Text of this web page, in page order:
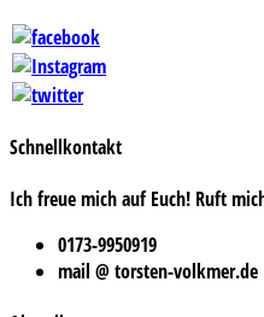
Schnellkontakt
Ich freue mich auf Euch! Ruft
0173-9950919
mail @ torsten-volkmer.de